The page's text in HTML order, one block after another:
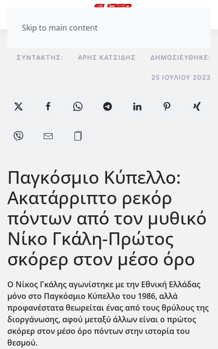
Skip to main content
ΣΥΝΤΆΚΤΗΣ: ΆΡΗΣ ΚΑΤΣΊΔΗΣ ΔΗΜΟΣΙΕΎΘΗΚΕ:
25 ΙΟΥΛΊΟΥ 2023
Παγκόσμιο Κύπελλο:
Ακατάρριπτο ρεκόρ
πόντων από τον μυθικό
Νίκο Γκάλη-Πρώτος
σκόρερ στον μέσο όρο
Ο Νίκος Γκάλης αγωνίστηκε με την Εθνική Ελλάδας
μόνο στο Παγκόσμιο Κύπελλο του 1986, αλλά
προφανέστατα θεωρείται ένας από τους θρύλους της
διοργάνωσης, αφού μεταξύ άλλων είναι ο πρώτος
σκόρερ στον μέσο όρο πόντων στην ιστορία του
θεσμού.